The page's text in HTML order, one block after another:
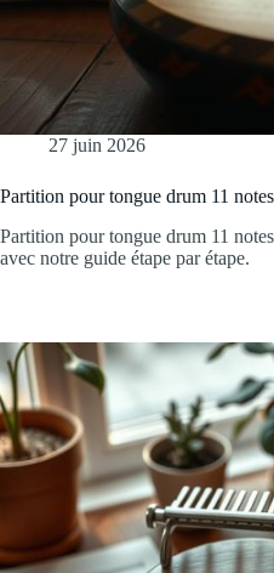
27 juin 2026
Partition pour tongue drum 11
Partition pour tongue drum 11
avec notre guide étape par étape.